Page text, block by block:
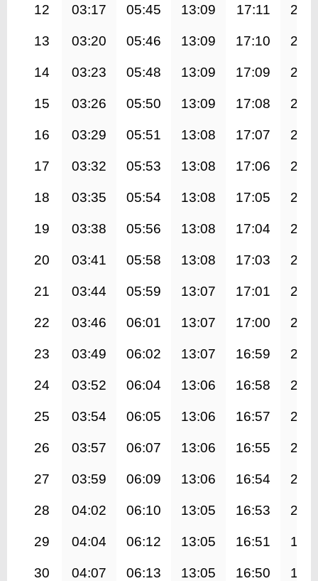
12 03:17 05:45 13:09 17:11
13 03:20 05:46 13:09 17:10
14 03:23 05:48 13:09 17:09
15 03:26 05:50 13:09 17:08
16 03:29 05:51 13:08 17:07
17 03:32 05:53 13:08 17:06
18 03:35 05:54 13:08 17:05
19 03:38 05:56 13:08 17:04
20 03:41 05:58 13:08 17:03
21 03:44 05:59 13:07 17:01
22 03:46 06:01 13:07 17:00
23 03:49 06:02 13:07 16:59
24 03:52 06:04 13:06 16:58
25 03:54 06:05 13:06 16:57
26 03:57 06:07 13:06 16:55
27 03:59 06:09 13:06 16:54
28 04:02 06:10 13:05 16:53
29 04:04 06:12 13:05 16:51
30 04:07 06:13 13:05 16:50